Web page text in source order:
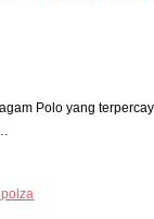
Polo yang